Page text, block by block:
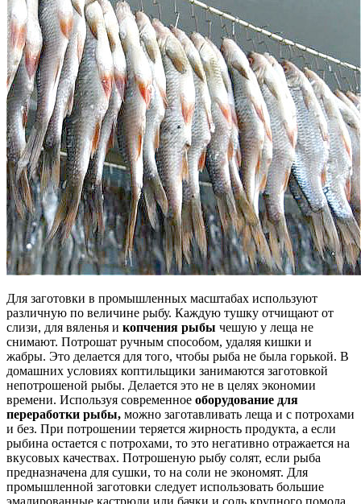
Для заготовки в промышленных масштабах используют
различную по величине рыбу. Каждую тушку отчищают от
слизи, для вяленья и копчения рыбы чешую у леща не
снимают. Потрошат ручным способом, удаляя кишки и
жабры. Это делается для того, чтобы рыба не была горькой. В
домашних условиях коптильщики занимаются заготовкой
непотрошеной рыбы. Делается это не в целях экономии
времени. Используя современное оборудование для
переработки рыбы, можно заготавливать леща и с потрохами
и без. При потрошении теряется жирность продукта, а если
рыбина остается с потрохами, то это негативно отражается на
вкусовых качествах. Потрошеную рыбу солят, если рыба
предназначена для сушки, то на соли не экономят. Для
промышленной заготовки следует использовать большие
эмалированные кастрюли или бачки и соль крупного помола.